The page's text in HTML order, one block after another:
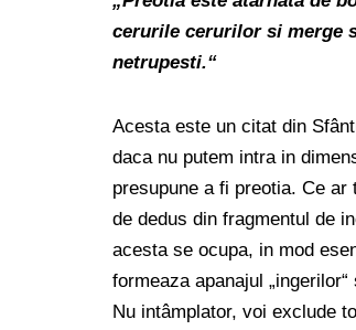
cerurile cerurilor si merge
netrupesti.“
Acesta este un citat din
daca nu putem intra in
presupune a fi preotia. Ce
de dedus din fragmentul de
acesta se ocupa, in mod
formeaza apanajul
Nu intâmplator, voi exclude